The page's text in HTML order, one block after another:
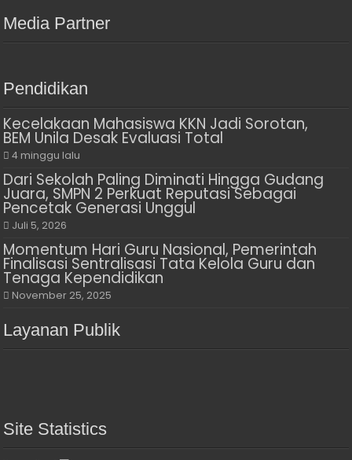
Media Partner
Pendidikan
Kecelakaan Mahasiswa KKN Jadi Sorotan,
BEM Unila Desak Evaluasi Total
4 minggu lalu
Dari Sekolah Paling Diminati Hingga Gudang
Juara, SMPN 2 Perkuat Reputasi Sebagai
Pencetak Generasi Unggul
Juli 5, 2026
Momentum Hari Guru Nasional, Pemerintah
Finalisasi Sentralisasi Tata Kelola Guru dan
Tenaga Kependidikan
November 25, 2025
Layanan Publik
Site Statistics